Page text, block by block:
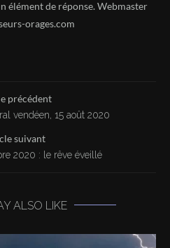
élément de réponse. Webmaster
orages.com
précédent
vendéen, 15 août 2020
suivant
2020 : le rêve éveillé
ALSO LIKE